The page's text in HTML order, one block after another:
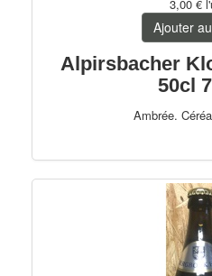
Fruitées
3,00 €
Ajouter
Alpirsbacher
50cl
Ambrée.